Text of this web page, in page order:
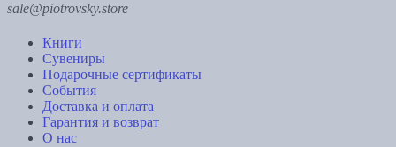
sale@piotrovsky.store
Книги
Сувениры
Подарочные сертификаты
События
Доставка и оплата
Гарантия и возврат
О нас